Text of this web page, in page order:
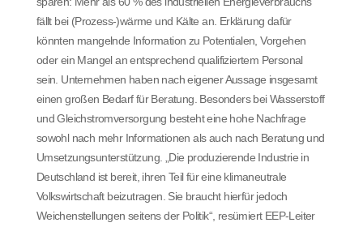
fällt bei (Prozess-)wärme und Kälte an. Erklärung dafür
könnten mangelnde Information zu Potentialen, Vorgehen
oder ein Mangel an entsprechend qualifiziertem Personal
sein. Unternehmen haben nach eigener Aussage insgesamt
einen großen Bedarf für Beratung. Besonders bei Wasserstoff
und Gleichstromversorgung besteht eine hohe Nachfrage
sowohl nach mehr Informationen als auch nach Beratung und
Umsetzungsunterstützung. „Die produzierende Industrie in
Deutschland ist bereit, ihren Teil für eine klimaneutrale
Volkswirtschaft beizutragen. Sie braucht hierfür jedoch
Weichenstellungen seitens der Politik“, resümiert EEP-Leiter